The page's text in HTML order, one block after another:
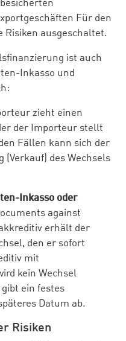
Für den
Risiken ausgeschaltet.
ist auch
Inkasso und
zieht einen
der Importeur stellt
Fällen kann sich der
(Verkauf) des Wechsels
Inkasso oder
against
erhält der
den er sofort
mit
kein Wechsel
ein festes
Datum ab.
Risiken